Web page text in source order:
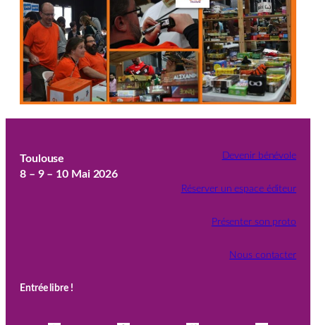
Toulouse
8 – 9 – 10 Mai 2026
Devenir bénévole
Réserver un espace éditeur
Présenter son proto
Nous contacter
Entrée libre !